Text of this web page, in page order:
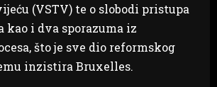
(VSTV) te o slobodi pristupa
kao i dva sporazuma iz
što je sve dio reformskog
inzistira Bruxelles.